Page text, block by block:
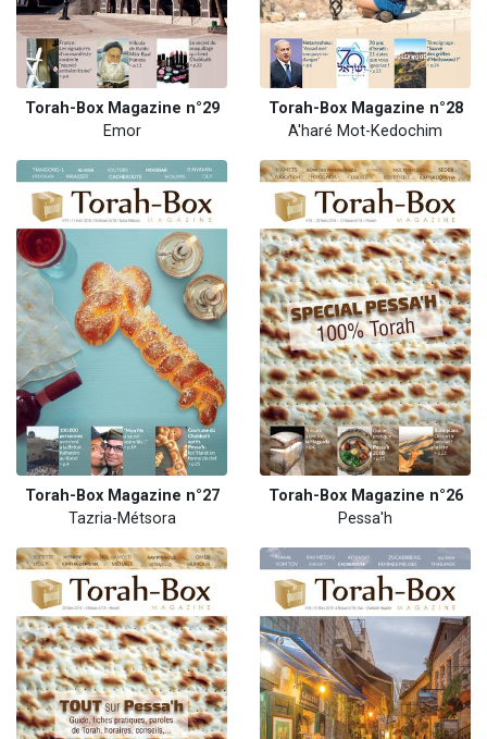
Torah-Box Magazine n°29
Emor
Torah-Box Magazine n°28
A'haré Mot-Kedochim
Torah-Box Magazine n°27
Tazria-Métsora
Torah-Box Magazine n°26
Pessa'h